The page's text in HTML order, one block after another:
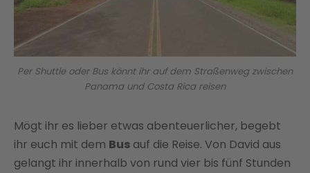
Per Shuttle oder Bus könnt ihr auf dem Straßenweg zwischen
Panama und Costa Rica reisen
Mögt ihr es lieber etwas abenteuerlicher, begebt
ihr euch mit dem Bus auf die Reise. Von David aus
gelangt ihr innerhalb von rund vier bis fünf Stunden